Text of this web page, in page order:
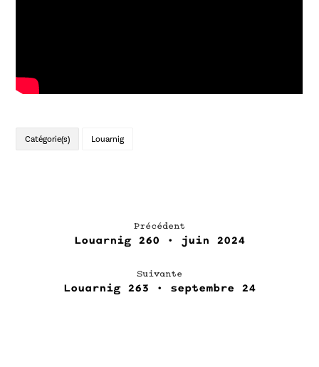
Catégorie(s) Louarnig
Précédent
Louarnig 260 • juin 2024
Suivante
Louarnig 263 • septembre 24